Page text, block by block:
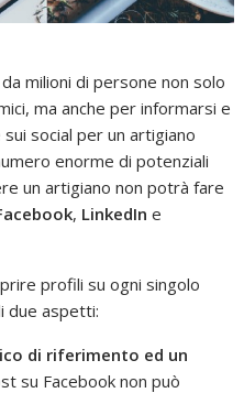
milioni di persone non solo
ma anche per informarsi e
social per un artigiano
enorme di potenziali
un artigiano non potrà fare
, LinkedIn e
profili su ogni singolo
due aspetti:
di riferimento ed un
su Facebook non può